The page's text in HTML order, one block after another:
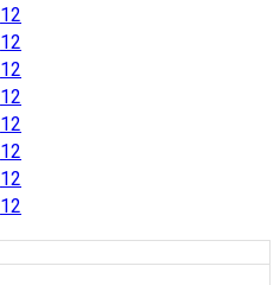
12
12
12
12
12
12
12
12